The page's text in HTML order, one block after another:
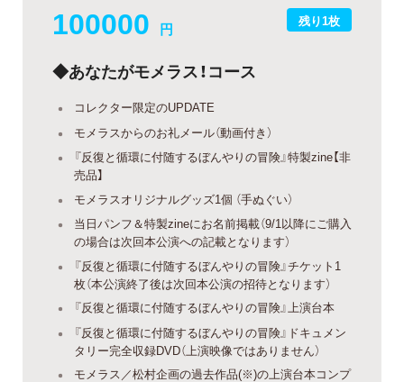
残り1枚
100000 円
◆あなたがモメラス！コース
コレクター限定のUPDATE
モメラスからのお礼メール（動画付き）
『反復と循環に付随するぼんやりの冒険』特製zine【非
売品】
モメラスオリジナルグッズ1個 （手ぬぐい）
当日パンフ＆特製zineにお名前掲載（9/1以降にご購入
の場合は次回本公演への記載となります）
『反復と循環に付随するぼんやりの冒険』チケット1
枚（本公演終了後は次回本公演の招待となります）
『反復と循環に付随するぼんやりの冒険』上演台本
『反復と循環に付随するぼんやりの冒険』ドキュメン
タリー完全収録DVD（上演映像ではありません）
モメラス／松村企画の過去作品(※)の上演台本コンプ